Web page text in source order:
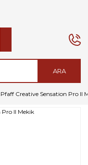
ARA
Pfaff Creative Sensation Pro II